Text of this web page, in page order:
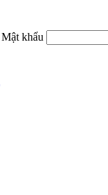
Mật khẩu